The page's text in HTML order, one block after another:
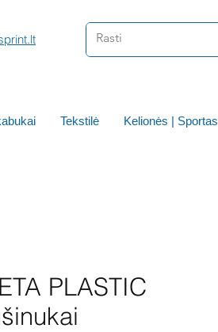
Tekstilė Kelionės | Sportas
PLASTIC